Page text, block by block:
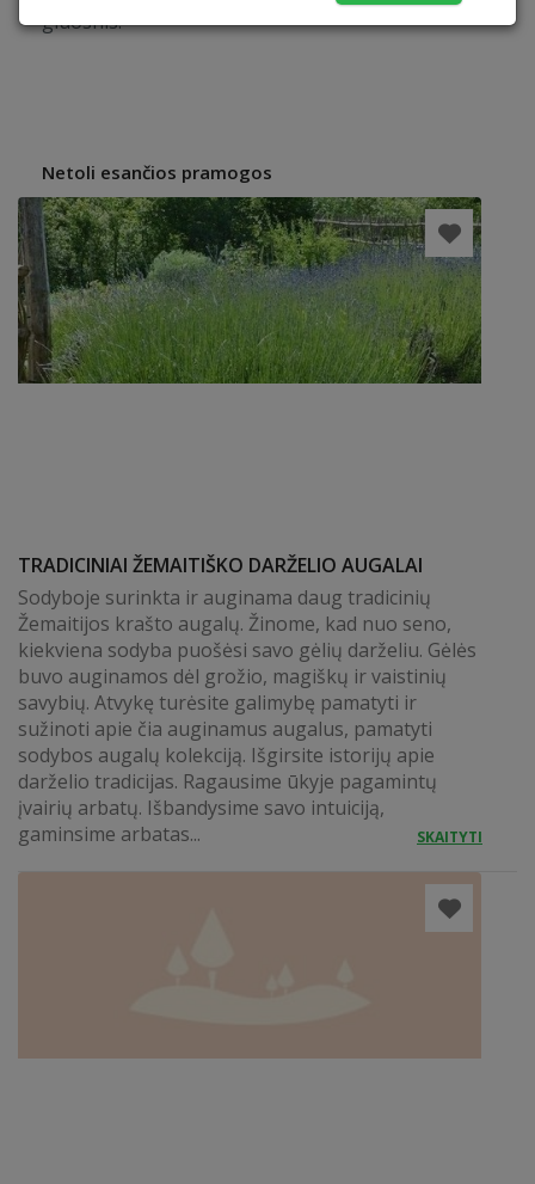
gluosnis.
Netoli esančios pramogos
TRADICINIAI ŽEMAITIŠKO DARŽELIO AUGALAI
Sodyboje surinkta ir auginama daug tradicinių
Žemaitijos krašto augalų. Žinome, kad nuo seno,
kiekviena sodyba puošėsi savo gėlių darželiu. Gėlės
buvo auginamos dėl grožio, magiškų ir vaistinių
savybių. Atvykę turėsite galimybę pamatyti ir
sužinoti apie čia auginamus augalus, pamatyti
sodybos augalų kolekciją. Išgirsite istorijų apie
darželio tradicijas. Ragausime ūkyje pagamintų
įvairių arbatų. Išbandysime savo intuiciją,
gaminsime arbatas...
SKAITYTI